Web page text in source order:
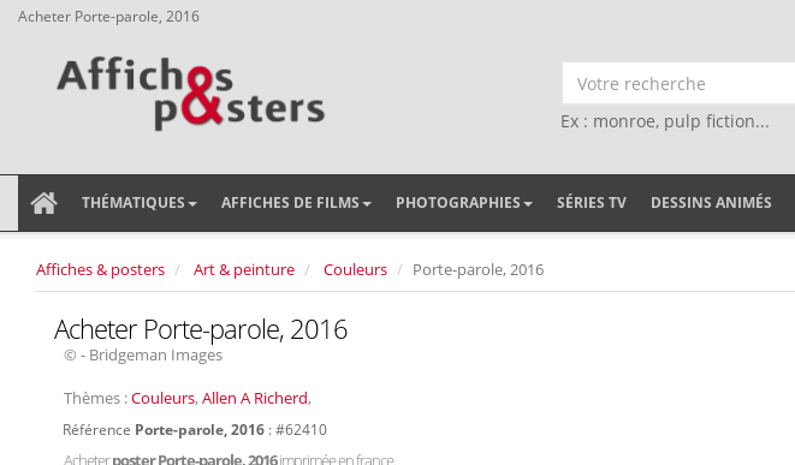
Acheter Porte-parole, 2016
Ex : monroe, pulp fiction...
THÉMATIQUES AFFICHES DE FILMS PHOTOGRAPHIES SÉRIES TV DESSINS ANIMÉS
Affiches & posters Art & peinture Couleurs Porte-parole, 2016
Acheter Porte-parole, 2016
© - Bridgeman Images
Thèmes :Couleurs, Allen A Richerd,
Référence Porte-parole, 2016 : #62410
Acheterposter Porte-parole, 2016imprimée en france.